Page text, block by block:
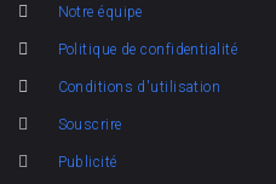
Notre équipe
Politique de confidentialité
Conditions d'utilisation
Souscrire
Publicité